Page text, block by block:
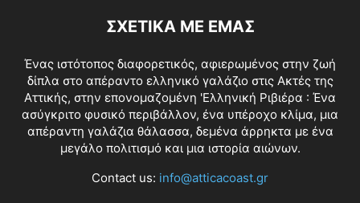
ΣΧΕΤΙΚΑ ΜΕ ΕΜΑΣ
Ένας ιστότοπος διαφορετικός, αφιερωμένος στην ζωή
δίπλα στο απέραντο ελληνικό γαλάζιο στις Ακτές της
Αττικής, στην επονομαζομένη 'Ελληνική Ριβιέρα : Ένα
ασύγκριτο φυσικό περιβάλλον, ένα υπέροχο κλίμα, μια
απέραντη γαλάζια θάλασσα, δεμένα άρρηκτα με ένα
μεγάλο πολιτισμό και μια ιστορία αιώνων.
Contact us: info@atticacoast.gr